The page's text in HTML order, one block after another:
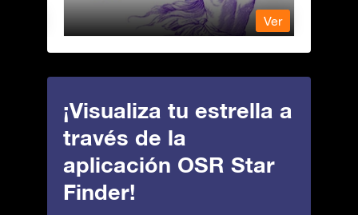
Ver
¡Visualiza tu estrella a
través de la
aplicación OSR Star
Finder!